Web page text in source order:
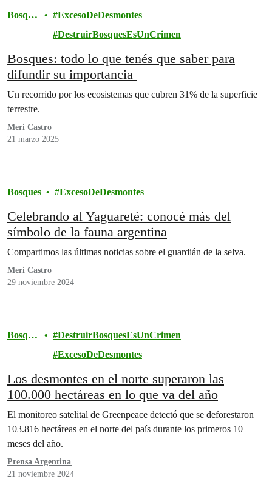
Bosque
ExcesoDeDesmontes
DestruirBosquesEsUnCrimen
Bosques: todo lo que tenés que saber para
difundir su importancia
Un recorrido por los ecosistemas que cubren 31% de la superficie
terrestre.
Meri Castro
21 marzo 2025
Bosques ExcesoDeDesmontes
Celebrando al Yaguareté: conocé más del
símbolo de la fauna argentina
Compartimos las últimas noticias sobre el guardián de la selva.
Meri Castro
29 noviembre 2024
Bosque
DestruirBosquesEsUnCrimen
ExcesoDeDesmontes
Los desmontes en el norte superaron las
100.000 hectáreas en lo que va del año
El monitoreo satelital de Greenpeace detectó que se deforestaron
103.816 hectáreas en el norte del país durante los primeros 10
meses del año.
Prensa Argentina
21 noviembre 2024